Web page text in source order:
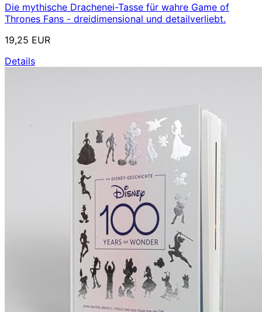
Die mythische Drachenei-Tasse für wahre Game of
Thrones Fans - dreidimensional und detailverliebt.
19,25 EUR
Details